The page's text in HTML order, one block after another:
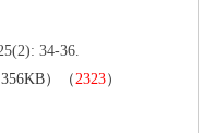
34-36.
）